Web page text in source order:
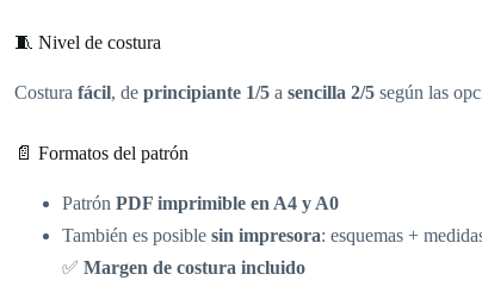
🧵 Nivel de costura
Costura fácil, de principiante 1/5 a sencilla 2/5 según las
📄 Formatos del patrón
Patrón PDF imprimible en A4 y A0
También es posible sin impresora: esquemas +
✅ Margen de costura incluido